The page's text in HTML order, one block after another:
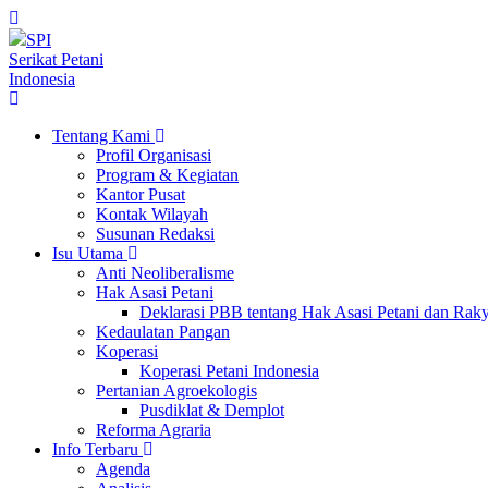
SPI
Serikat Petani
Indonesia
Tentang Kami
Profil Organisasi
Program & Kegiatan
Kantor Pusat
Kontak Wilayah
Susunan Redaksi
Isu Utama
Anti Neoliberalisme
Hak Asasi Petani
Deklarasi PBB tentang Hak Asasi Petani dan
Kedaulatan Pangan
Koperasi
Koperasi Petani Indonesia
Pertanian Agroekologis
Pusdiklat & Demplot
Reforma Agraria
Info Terbaru
Agenda